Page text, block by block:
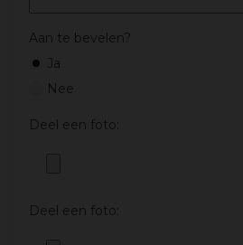
Aan te bevelen?
Ja
Nee
Deel een foto:
Deel een foto: